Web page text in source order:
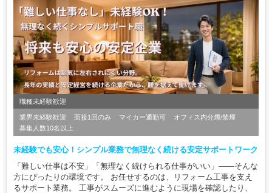
職種未経験歓迎
業界未経験歓迎 面接1回のみ マイカー通勤可
オフィス内分煙/禁煙
募集人数10名以上
未経験でも安心！シンプル業務で無理なく続ける安定サポートワーク
「難しい仕事は不安」「無理なく続けられる仕事がいい」——そんな
方にぴったりの環境です。 お任せするのは、リフォーム工事を支え
るサポート業務。 工事がスムーズに進むように現場を確認したり、